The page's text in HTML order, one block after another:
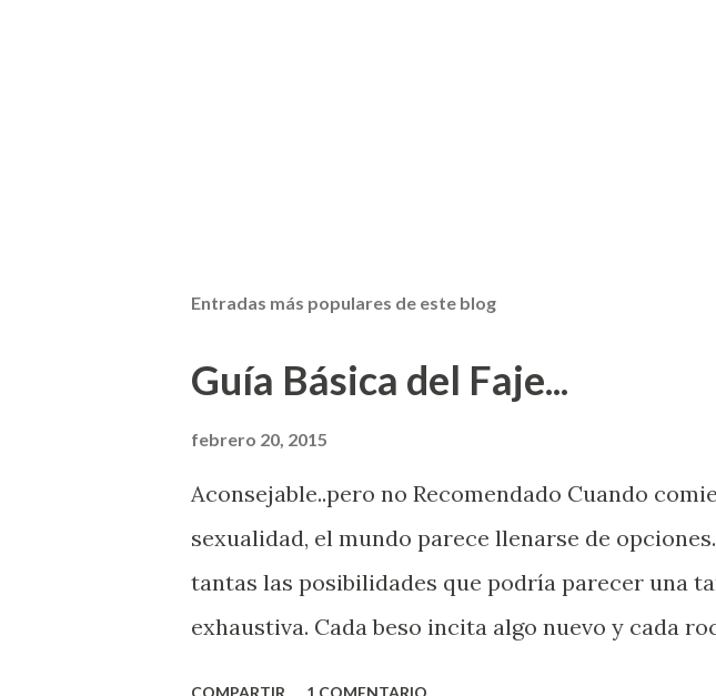
Entradas más populares de este blog
Guía Básica del Faje...
febrero 20, 2015
Aconsejable..pero no Recomendado Cuando
sexualidad, el mundo parece llenarse de
tantas las posibilidades que podría parecer una
exhaustiva. Cada beso incita algo nuevo y cada
COMPARTIR 1 COMENTARIO